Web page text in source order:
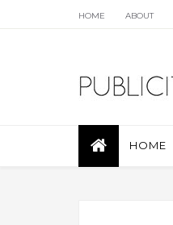
HOME ABOUT
HOME